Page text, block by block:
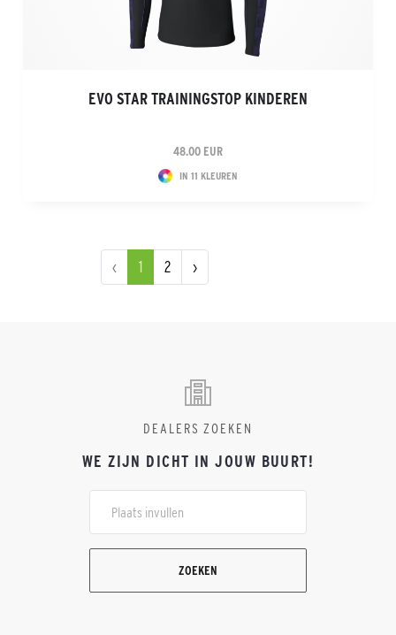
EVO STAR TRAININGSTOP KINDEREN
48.00 EUR
IN 11 KLEUREN
‹ 1 2 ›
DEALERS ZOEKEN
WE ZIJN DICHT IN JOUW BUURT!
ZOEKEN